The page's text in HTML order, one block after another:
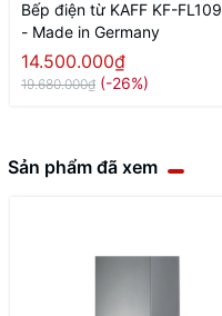
Bếp điện từ KAFF KF-FL109
- Made in Germany
14.500.000₫
19.680.000₫ (-26%)
Sản phẩm đã xem